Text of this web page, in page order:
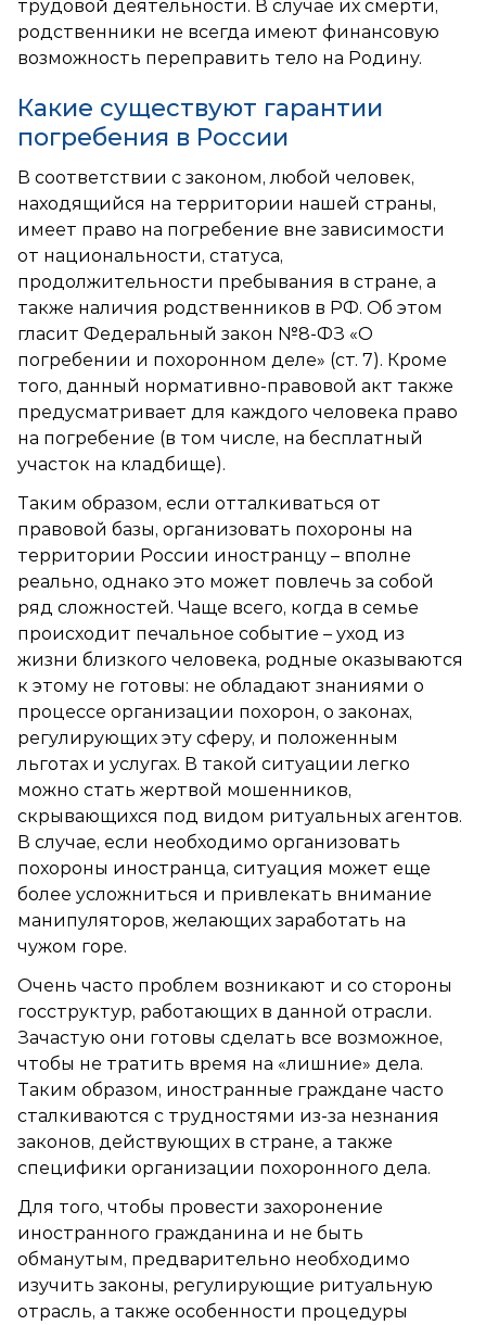
трудовой деятельности. В случае их смерти,
родственники не всегда имеют финансовую
возможность переправить тело на Родину.
Какие существуют гарантии
погребения в России
В соответствии с законом, любой человек,
находящийся на территории нашей страны,
имеет право на погребение вне зависимости
от национальности, статуса,
продолжительности пребывания в стране, а
также наличия родственников в РФ. Об этом
гласит Федеральный закон №8-ФЗ «О
погребении и похоронном деле» (ст. 7). Кроме
того, данный нормативно-правовой акт также
предусматривает для каждого человека право
на погребение (в том числе, на бесплатный
участок на кладбище).
Таким образом, если отталкиваться от
правовой базы, организовать похороны на
территории России иностранцу – вполне
реально, однако это может повлечь за собой
ряд сложностей. Чаще всего, когда в семье
происходит печальное событие – уход из
жизни близкого человека, родные оказываются
к этому не готовы: не обладают знаниями о
процессе организации похорон, о законах,
регулирующих эту сферу, и положенным
льготах и услугах. В такой ситуации легко
можно стать жертвой мошенников,
скрывающихся под видом ритуальных агентов.
В случае, если необходимо организовать
похороны иностранца, ситуация может еще
более усложниться и привлекать внимание
манипуляторов, желающих заработать на
чужом горе.
Очень часто проблем возникают и со стороны
госструктур, работающих в данной отрасли.
Зачастую они готовы сделать все возможное,
чтобы не тратить время на «лишние» дела.
Таким образом, иностранные граждане часто
сталкиваются с трудностями из-за незнания
законов, действующих в стране, а также
специфики организации похоронного дела.
Для того, чтобы провести захоронение
иностранного гражданина и не быть
обманутым, предварительно необходимо
изучить законы, регулирующие ритуальную
отрасль, а также особенности процедуры